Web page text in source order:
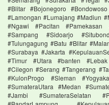
#Blitar #Bojonegoro
#Lamongan #Lumajang #Madiun
#Ngawi #Pacitan #Pamekasan
#Sampang #Sidoarjo
#Tulungagung #Batu #Blitar
#Surabaya #Jakarta
#Timur #Utara #banten
#Cilegon #Serang #Tangerang
#KulonProgo #Sleman
#SumateraUtara #Medan
#Jambi #SumateraSelatan